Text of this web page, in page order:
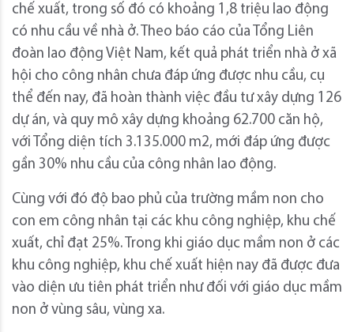
chế xuất, trong số đó có khoảng 1,8 triệu lao động
có nhu cầu về nhà ở. Theo báo cáo của Tổng Liên
đoàn lao động Việt Nam, kết quả phát triển nhà ở xã
hội cho công nhân chưa đáp ứng được nhu cầu, cụ
thể đến nay, đã hoàn thành việc đầu tư xây dựng 126
dự án, và quy mô xây dựng khoảng 62.700 căn hộ,
với Tổng diện tích 3.135.000 m2, mới đáp ứng được
gần 30% nhu cầu của công nhân lao động.
Cùng với đó độ bao phủ của trường mầm non cho
con em công nhân tại các khu công nghiệp, khu chế
xuất, chỉ đạt 25%. Trong khi giáo dục mầm non ở các
khu công nghiệp, khu chế xuất hiện nay đã được đưa
vào diện ưu tiên phát triển như đối với giáo dục mầm
non ở vùng sâu, vùng xa.